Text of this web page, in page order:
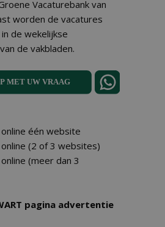
Vacaturebank van
worden de vacatures
de wekelijkse
de vakbladen.
één website
(2 of 3 websites)
(meer dan 3
pagina advertentie